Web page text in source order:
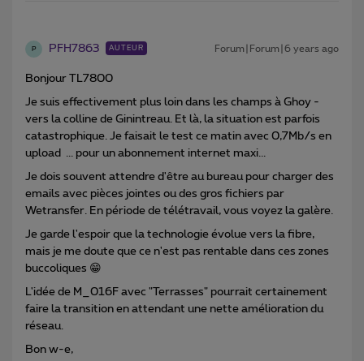
P PFH7863 AUTEUR Forum|Forum|6 years ago
Bonjour TL7800
Je suis effectivement plus loin dans les champs à Ghoy -
vers la colline de Ginintreau. Et là, la situation est parfois
catastrophique. Je faisait le test ce matin avec 0,7Mb/s en
upload ... pour un abonnement internet maxi...
Je dois souvent attendre d'être au bureau pour charger des
emails avec pièces jointes ou des gros fichiers par
Wetransfer. En période de télétravail, vous voyez la galère.
Je garde l'espoir que la technologie évolue vers la fibre,
mais je me doute que ce n'est pas rentable dans ces zones
buccoliques 😁
L'idée de M_016F avec "Terrasses" pourrait certainement
faire la transition en attendant une nette amélioration du
réseau.
Bon w-e,